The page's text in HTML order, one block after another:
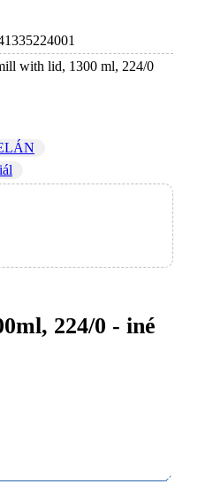
with lid, 1300 ml, 224/0
224/0 - iné